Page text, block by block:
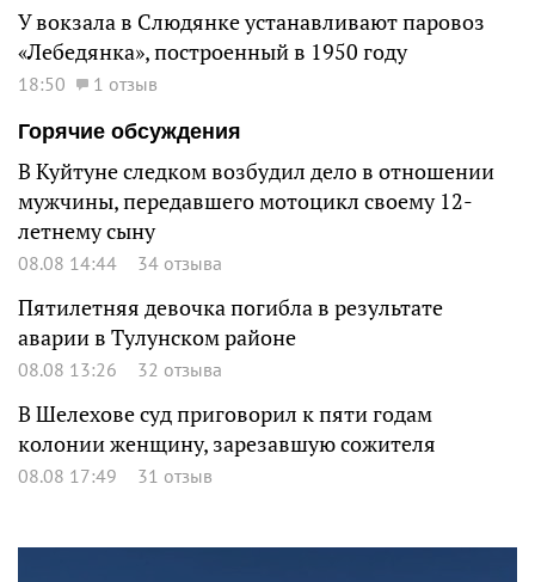
У вокзала в Слюдянке устанавливают паровоз
«Лебедянка», построенный в 1950 году
18:50
1 отзыв
Горячие обсуждения
В Куйтуне следком возбудил дело в отношении
мужчины, передавшего мотоцикл своему 12-
летнему сыну
08.08 14:44 34 отзыва
Пятилетняя девочка погибла в результате
аварии в Тулунском районе
08.08 13:26 32 отзыва
В Шелехове суд приговорил к пяти годам
колонии женщину, зарезавшую сожителя
08.08 17:49 31 отзыв